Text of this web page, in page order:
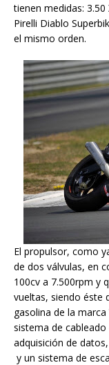
tienen medidas:
Pirelli Diablo
el mismo orden.
El propulsor, como
de dos válvulas, en
100cv a 7.500rpm y
vueltas, siendo éste
gasolina de la
sistema de
adquisición de
y un sistema de